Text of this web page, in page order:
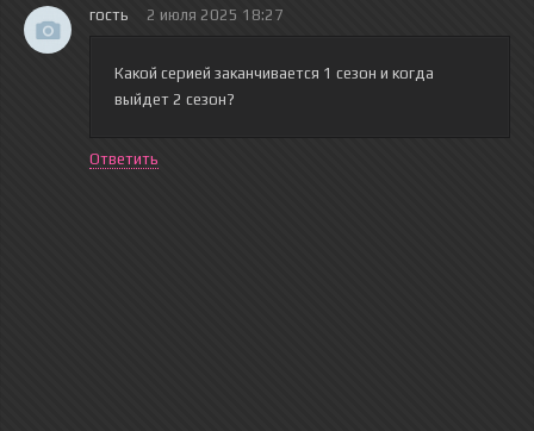
гость 2 июля 2025 18:27
Какой серией заканчивается 1 сезон и когда
выйдет 2 сезон?
Ответить